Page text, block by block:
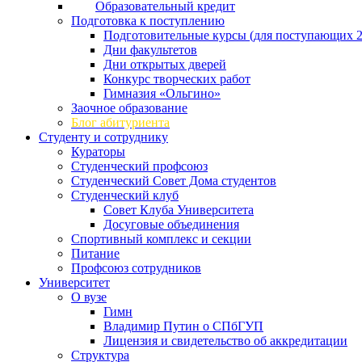
Образовательный кредит
Подготовка к поступлению
Подготовительные курсы (для поступающих
Дни факультетов
Дни открытых дверей
Конкурс творческих работ
Гимназия «Ольгино»
Заочное образование
Блог абитуриента
Студенту и сотруднику
Кураторы
Студенческий профсоюз
Студенческий Совет Дома студентов
Студенческий клуб
Совет Клуба Университета
Досуговые объединения
Спортивный комплекс и секции
Питание
Профсоюз сотрудников
Университет
О вузе
Гимн
Владимир Путин о СПбГУП
Лицензия и свидетельство об аккредитации
Структура